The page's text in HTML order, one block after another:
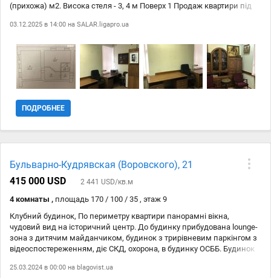
(прихожа) м2. Висока стеля - 3, 4 м Поверх 1 Продаж квартири під
03.12.2025 в 14:00 на SALAR.ligapro.ua
ПОДРОБНЕЕ
Бульварно-Кудрявская (Воровского), 21
415 000 USD
2 441 USD/кв.м
4 комнаты , площадь 170 / 100 / 35 , этаж 9
Клубний будинок, По периметру квартири панорамні вікна,
чудовий вид на історичний центр. До будинку прибудована lounge-
зона з дитячим майданчиком, будинок з трирівневим паркінгом з
відеоспостереженням, діє СКД, охорона, в будинку ОСББ. Будинок
район, із чудовою інфраструктурою навколо (навчальні заклад,
25.03.2024 в 00:00 на blagovist.ua